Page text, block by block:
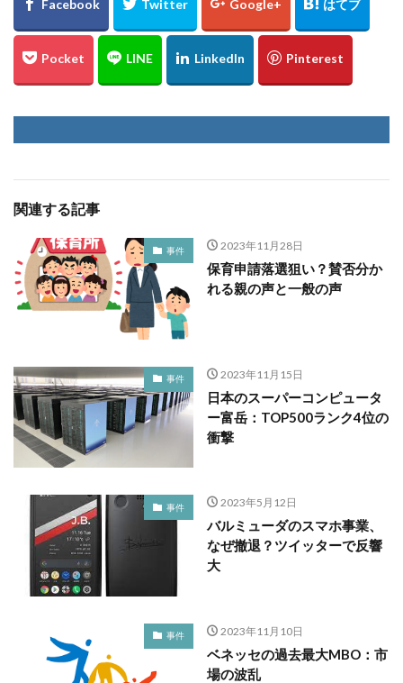
関連する記事
事件 2023年11月28日
保育申請落選狙い？賛否分か
れる親の声と一般の声
事件 2023年11月15日
日本のスーパーコンピュータ
ー富岳：TOP500ランク4位の
衝撃
事件 2023年5月12日
バルミューダのスマホ事業、
なぜ撤退？ツイッターで反響
大
事件 2023年11月10日
ベネッセの過去最大MBO：市
場の波乱